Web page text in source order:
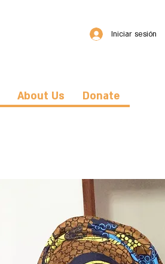
Iniciar sesión
About Us Donate